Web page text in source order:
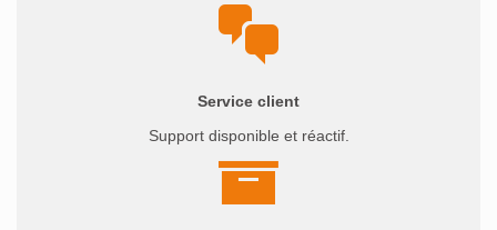
Service client
Support disponible et réactif.